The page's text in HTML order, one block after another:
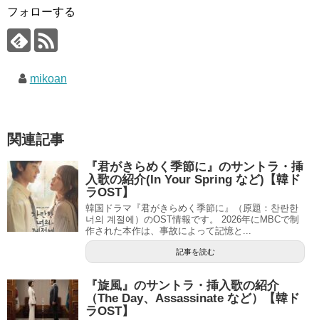
フォローする
mikoan
関連記事
『君がきらめく季節に』のサントラ・挿
入歌の紹介(In Your Spring など)【韓ド
ラOST】
韓国ドラマ『君がきらめく季節に』（原題：찬란한
너의 계절에）のOST情報です。 2026年にMBCで制
作された本作は、事故によって記憶と...
記事を読む
『旋風』のサントラ・挿入歌の紹介
（The Day、Assassinate など）【韓ド
ラOST】